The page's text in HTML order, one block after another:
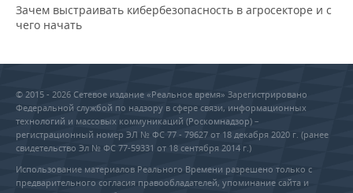
Зачем выстраивать кибербезопасность в агросекторе и с
чего начать
© 2015 - 2026 Сетевое издание «Реальное время» Зарегистрировано
Федеральной службой по надзору в сфере связи, информационных
технологий и массовых коммуникаций (Роскомнадзор) –
регистрационный номер ЭЛ № ФС 77 - 79627 от 18 декабря 2020 г. (ранее
свидетельство Эл № ФС 77-59331 от 18 сентября 2014 г.)
Использование материалов Реального Времени разрешено только с
предварительного согласия правообладателей, упоминание сайта и